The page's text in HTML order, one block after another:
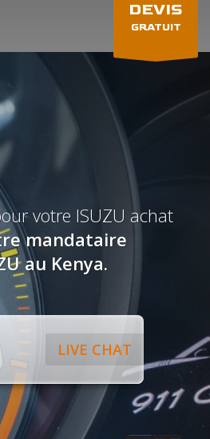
DEVIS
GRATUIT
votre ISUZU achat
mandataire
au Kenya.
LIVE CHAT